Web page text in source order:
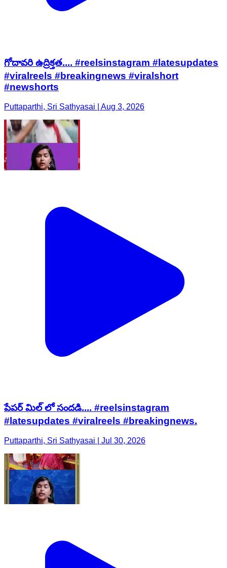
గోదావరి ఉద్రిక్తత.... #reelsinstagram #latesupdates
#viralreels #breakingnews #viralshort
#newshorts
Puttaparthi, Sri Sathyasai | Aug 3, 2026
పేపర్ మిల్ లో సందడి.... #reelsinstagram
#latesupdates #viralreels #breakingnews.
Puttaparthi, Sri Sathyasai | Jul 30, 2026